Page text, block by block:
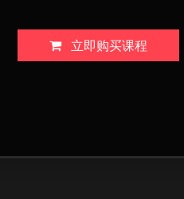
立即购买课程